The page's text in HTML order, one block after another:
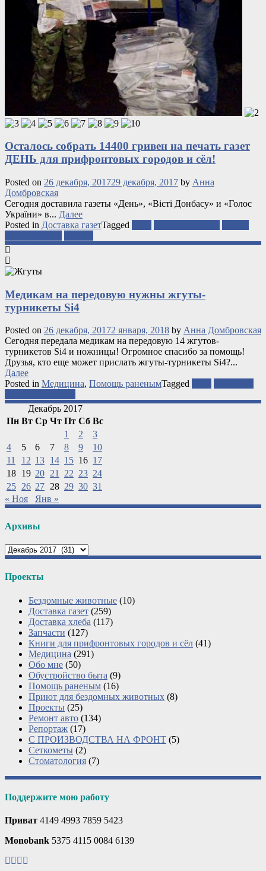
Осталось собрать 14400 гривен на печать газет
ДЕНЬ для прифронтовых городов и сёл!
Posted on 26 декабря, 201729 декабря, 2017 by Анна
Домбровская
Сегодня доставила газеты «День», «Вісті Донбасу» и «Голос
України» в... Далее
Posted in Доставка газетTagged
Медикам на передовую нужны жгуты-
турникеты Si4
Posted on 26 декабря, 20172 января, 2018 by Анна Домбровская
Сегодня передала медикам на передовую 14 жгутов-
турникетов Si4 и ножницы! Огромное спасибо за помощь!
Друзья, кто еще может прислать жгуты-турникеты Si4?...
Далее
Posted in Медицина, Помощь раненымTagged
Декабрь 2017
Пн Вт Ср Чт Пт Сб Вс
1
2
3
4
5 6 7 8 9
10
11
12 13 14 15 16 17
18 19 20 21 22 23 24
25 26 27 28 29 30 31
« Ноя
Янв »
Архивы
Архивы
Проекты
Бездомные животные (10)
Доставка газет (259)
Доставка хлеба (117)
Запчасти (127)
Книги для прифронтовых городов и сёл (41)
Медицина (291)
Обо мне (50)
Обустройство быта (9)
Помощь раненым (16)
Приют для бездомных животных (8)
Проекты (25)
Ремонт авто (134)
Репортаж (17)
С ПРОИЗВОДСТВА НА ФРОНТ (5)
Сеткометы (2)
Стоматология (7)
Поддержите мою работу
Приват 4149 4993 7859 5423
Monobank 5375 4115 0084 6139